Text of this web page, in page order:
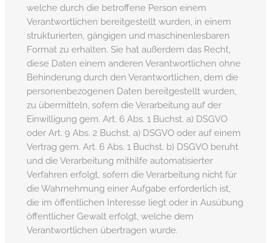
welche durch die betroffene Person einem
Verantwortlichen bereitgestellt wurden, in einem
strukturierten, gängigen und maschinenlesbaren
Format zu erhalten. Sie hat außerdem das Recht,
diese Daten einem anderen Verantwortlichen ohne
Behinderung durch den Verantwortlichen, dem die
personenbezogenen Daten bereitgestellt wurden,
zu übermitteln, sofern die Verarbeitung auf der
Einwilligung gem. Art. 6 Abs. 1 Buchst. a) DSGVO
oder Art. 9 Abs. 2 Buchst. a) DSGVO oder auf einem
Vertrag gem. Art. 6 Abs. 1 Buchst. b) DSGVO beruht
und die Verarbeitung mithilfe automatisierter
Verfahren erfolgt, sofern die Verarbeitung nicht für
die Wahrnehmung einer Aufgabe erforderlich ist,
die im öffentlichen Interesse liegt oder in Ausübung
öffentlicher Gewalt erfolgt, welche dem
Verantwortlichen übertragen wurde.